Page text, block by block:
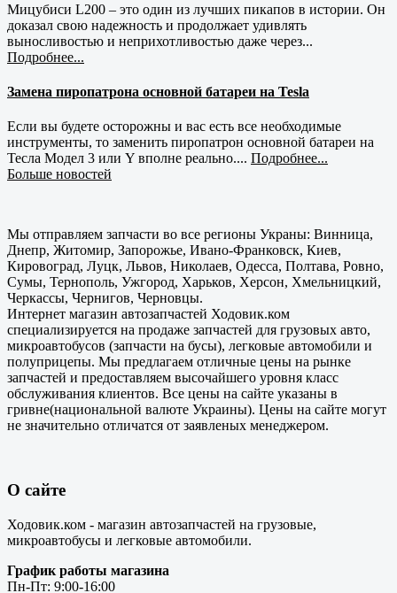
Мицубиси L200 – это один из лучших пикапов в истории. Он
доказал свою надежность и продолжает удивлять
выносливостью и неприхотливостью даже через...
Подробнее...
Замена пиропатрона основной батареи на Tesla
Если вы будете осторожны и вас есть все необходимые
инструменты, то заменить пиропатрон основной батареи на
Тесла Модел 3 или Y вполне реально.... Подробнее...
Больше новостей
Мы отправляем запчасти во все регионы Украны: Винница,
Днепр, Житомир, Запорожье, Ивано-Франковск, Киев,
Кировоград, Луцк, Львов, Николаев, Одесса, Полтава, Ровно,
Сумы, Тернополь, Ужгород, Харьков, Херсон, Хмельницкий,
Черкассы, Чернигов, Черновцы.
Интернет магазин автозапчастей Ходовик.ком
специализируется на продаже запчастей для грузовых авто,
микроавтобусов (запчасти на бусы), легковые автомобили и
полуприцепы. Мы предлагаем отличные цены на рынке
запчастей и предоставляем высочайшего уровня класс
обслуживания клиентов. Все цены на сайте указаны в
гривне(национальной валюте Украины). Цены на сайте могут
не значительно отличатся от заявленых менеджером.
О сайте
Ходовик.ком - магазин автозапчастей на грузовые,
микроавтобусы и легковые автомобили.
График работы магазина
Пн-Пт: 9:00-16:00